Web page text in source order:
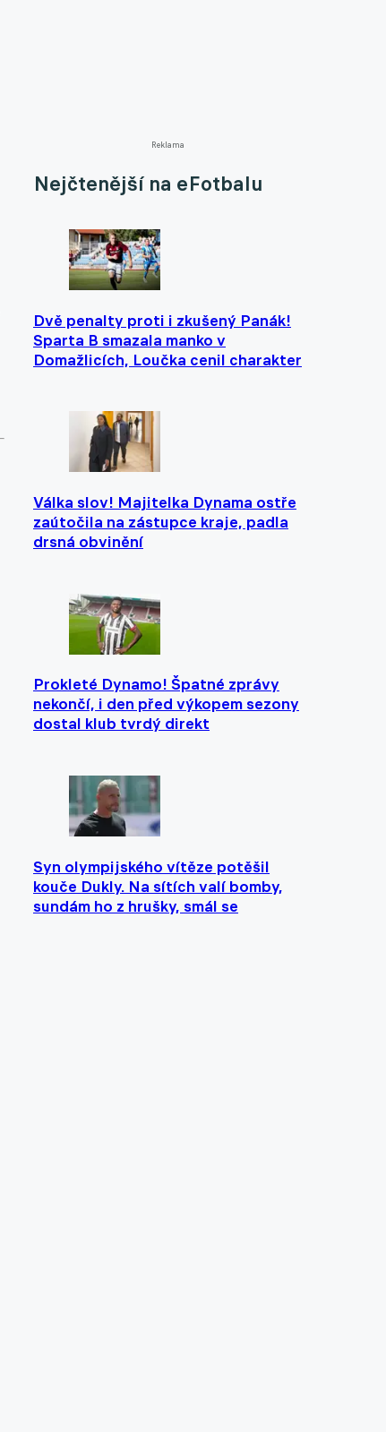
Reklama
Nejčtenější na eFotbalu
Dvě penalty proti i zkušený Panák!
Sparta B smazala manko v
Domažlicích, Loučka cenil charakter
Válka slov! Majitelka Dynama ostře
zaútočila na zástupce kraje, padla
drsná obvinění
Prokleté Dynamo! Špatné zprávy
nekončí, i den před výkopem sezony
dostal klub tvrdý direkt
Syn olympijského vítěze potěšil
kouče Dukly. Na sítích valí bomby,
sundám ho z hrušky, smál se